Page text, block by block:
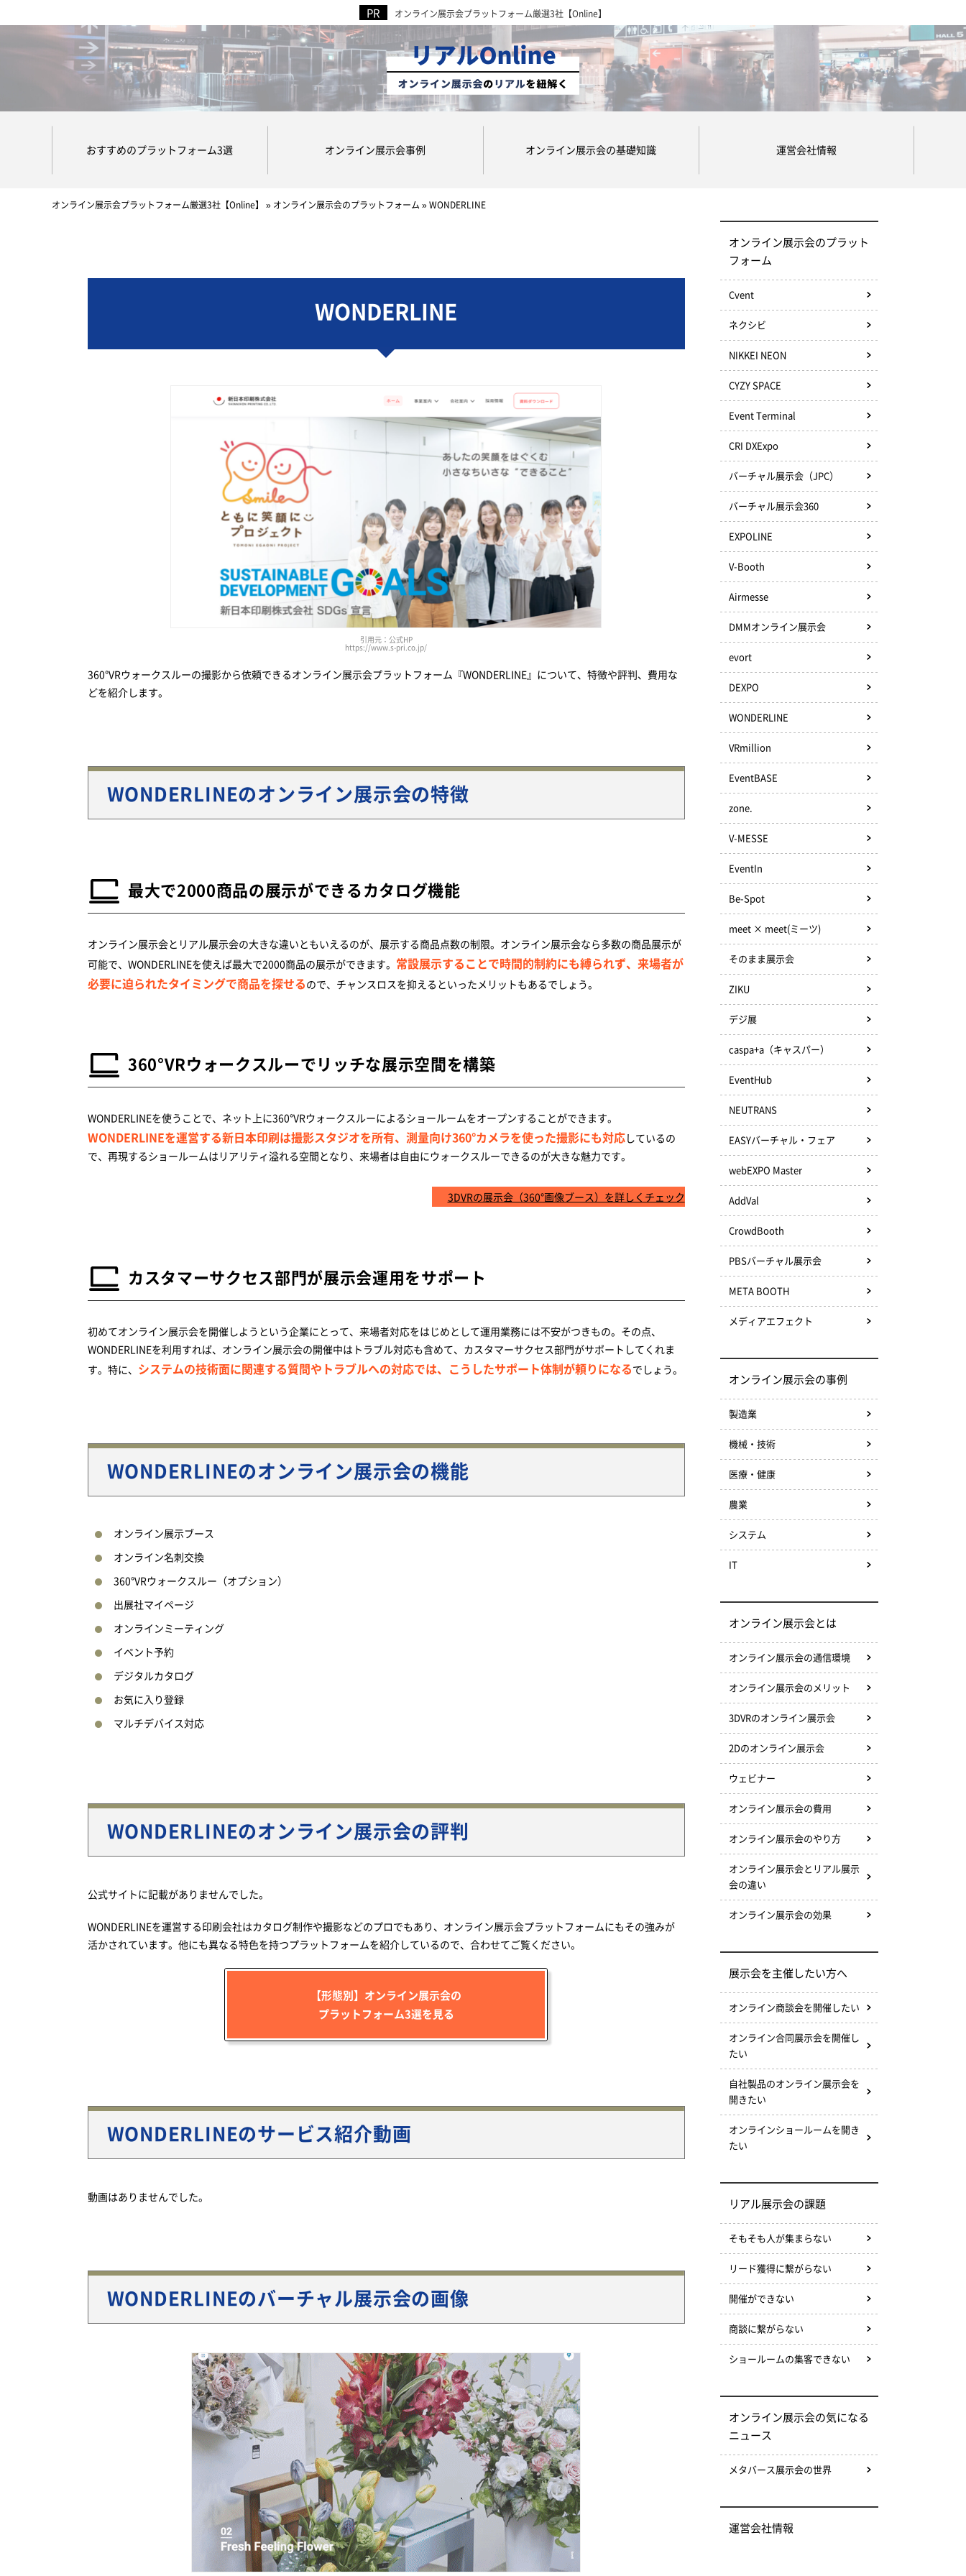
オンライン展示会プラットフォーム厳選3社【Online】
おすすめのプラットフォーム3選 オンライン展示会事例 オンライン展示会の基礎知識 運営会社情報
オンライン展示会プラットフォーム厳選3社【Online】 » オンライン展示会のプラットフォーム »WONDERLINE
WONDERLINE
引用元：公式HP
https://www.s-pri.co.jp/
360°VRウォークスルーの撮影から依頼できるオンライン展示会プラットフォーム『WONDERLINE』について、特徴や評判、費用な
どを紹介します。
WONDERLINEのオンライン展示会の特徴
最大で2000商品の展示ができるカタログ機能
オンライン展示会とリアル展示会の大きな違いともいえるのが、展示する商品点数の制限。オンライン展示会なら多数の商品展示が
可能で、WONDERLINEを使えば最大で2000商品の展示ができます。 常設展示することで時間的制約にも縛られず、来場者が
必要に迫られたタイミングで商品を探せるので、チャンスロスを抑えるといったメリットもあるでしょう。
360°VRウォークスルーでリッチな展示空間を構築
WONDERLINEを使うことで、ネット上に360°VRウォークスルーによるショールームをオープンすることができます。
WONDERLINEを運営する新日本印刷は撮影スタジオを所有、測量向け360°カメラを使った撮影にも対応しているの
で、再現するショールームはリアリティ溢れる空間となり、来場者は自由にウォークスルーできるのが大きな魅力です。
3DVRの展示会（360°画像ブース）を詳しくチェック
カスタマーサクセス部門が展示会運用をサポート
初めてオンライン展示会を開催しようという企業にとって、来場者対応をはじめとして運用業務には不安がつきもの。その点、
WONDERLINEを利用すれば、オンライン展示会の開催中はトラブル対応も含めて、カスタマーサクセス部門がサポートしてくれま
す。特に、 システムの技術面に関連する質問やトラブルへの対応では、こうしたサポート体制が頼りになるでしょう。
WONDERLINEのオンライン展示会の機能
オンライン展示ブース
オンライン名刺交換
360°VRウォークスルー（オプション）
出展社マイページ
オンラインミーティング
イベント予約
デジタルカタログ
お気に入り登録
マルチデバイス対応
WONDERLINEのオンライン展示会の評判
公式サイトに記載がありませんでした。
WONDERLINEを運営する印刷会社はカタログ制作や撮影などのプロでもあり、オンライン展示会プラットフォームにもその強みが
活かされています。他にも異なる特色を持つプラットフォームを紹介しているので、合わせてご覧ください。
【形態別】オンライン展示会の
プラットフォーム3選を見る
WONDERLINEのサービス紹介動画
動画はありませんでした。
WONDERLINEのバーチャル展示会の画像
オンライン展示会のプラット
フォーム
Cvent
ネクシビ
NIKKEI NEON
CYZY SPACE
Event Terminal
CRI DXExpo
バーチャル展示会（JPC）
バーチャル展示会360
EXPOLINE
V-Booth
Airmesse
DMMオンライン展示会
evort
DEXPO
WONDERLINE
VRmillion
EventBASE
zone.
V-MESSE
EventIn
Be-Spot
meet × meet(ミーツ)
そのまま展示会
ZIKU
デジ展
caspa+a（キャスパー）
EventHub
NEUTRANS
EASYバーチャル・フェア
webEXPO Master
AddVal
CrowdBooth
PBSバーチャル展示会
META BOOTH
メディアエフェクト
オンライン展示会の事例
製造業
機械・技術
医療・健康
農業
システム
IT
オンライン展示会とは
オンライン展示会の通信環境
オンライン展示会のメリット
3DVRのオンライン展示会
2Dのオンライン展示会
ウェビナー
オンライン展示会の費用
オンライン展示会のやり方
オンライン展示会とリアル展示
会の違い
オンライン展示会の効果
展示会を主催したい方へ
オンライン商談会を開催したい
オンライン合同展示会を開催し
たい
自社製品のオンライン展示会を
開きたい
オンラインショールームを開き
たい
リアル展示会の課題
そもそも人が集まらない
リード獲得に繋がらない
開催ができない
商談に繋がらない
ショールームの集客できない
オンライン展示会の気になる
ニュース
メタバース展示会の世界
運営会社情報